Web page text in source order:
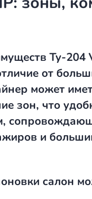
Ту-204
от
может
зон, что
и
салон